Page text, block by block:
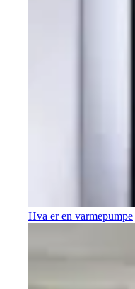
Hva er en varmepumpe